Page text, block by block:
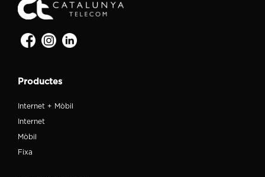
Productes
Internet + Mòbil
Internet
Mòbil
Fixa